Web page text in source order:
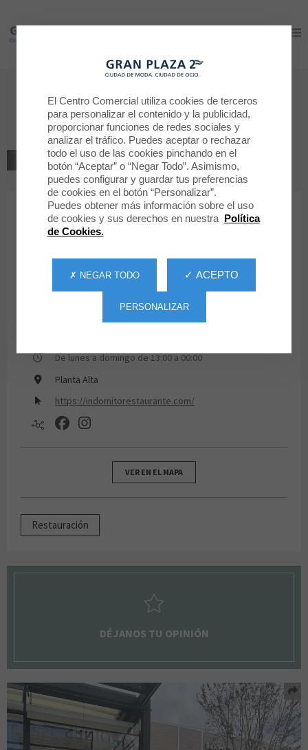
Gran Plaza 2
Nuestros restaurantes
INDÓMITO
VOLVER AL LISTADO
RESTAURACIÓN
INDÓMITO
De lunes a domingo de 13:00 a 00:00
Planta Alta
https://indomitorestaurante.com/
VER EN EL MAPA
Restauración
DÉJANOS TU OPINIÓN
Gran Plaza 2
El Centro Comercial utiliza cookies de terceros
para personalizar el contenido y la publicidad,
proporcionar funciones de redes sociales y
analizar el tráfico. Puedes aceptar o rechazar
todo el uso de las cookies pinchando en el
botón “Aceptar” o “Negar Todo”. Asimismo,
puedes configurar y guardar tus preferencias
de cookies en el botón “Personalizar”.
Puedes obtener más información sobre el uso
de cookies y sus derechos en nuestra Política
de Cookies.
✓ ACEPTO
✗ NEGAR TODO
PERSONALIZAR